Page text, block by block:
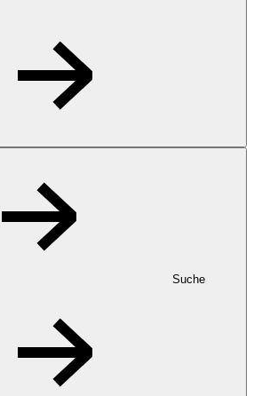
Suche